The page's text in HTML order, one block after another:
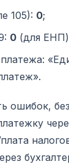
105): 0;
0 (для
ошибок,